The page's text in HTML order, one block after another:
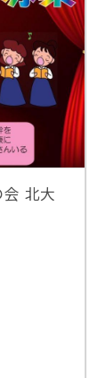
北大